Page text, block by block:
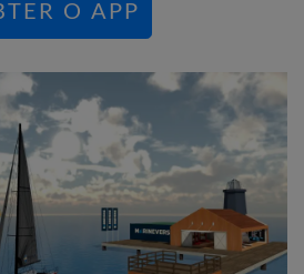
O APP